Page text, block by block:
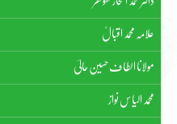
علامہ محمد اقبالؒ
مولانا الطاف حسین حالیؔ
محمد الیاس نواز